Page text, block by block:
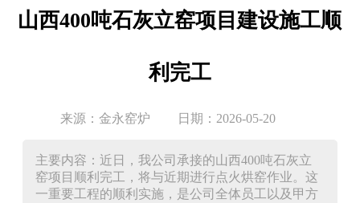
山西400吨石灰立窑项目建设施工顺
利完工
来源：金永窑炉 日期：2026-05-20
主要内容：近日，我公司承接的山西400吨石灰立
窑项目顺利完工，将与近期进行点火烘窑作业。这
一重要工程的顺利实施，是公司全体员工以及甲方